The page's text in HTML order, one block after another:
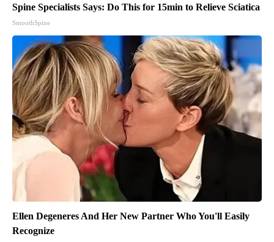
Spine Specialists Says: Do This for 15min to Relieve Sciatica
SmoothSpine
Ellen Degeneres And Her New Partner Who You'll Easily
Recognize